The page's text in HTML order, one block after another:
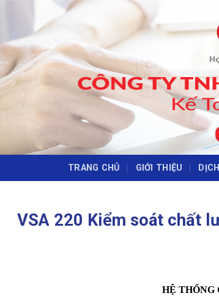
TRANG CHỦ GIỚI THIỆU
VSA 220 Kiểm soát chất
HỆ